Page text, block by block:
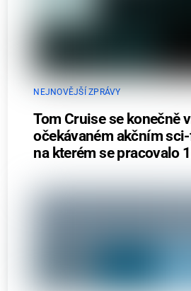
NEJNOVĚJŠÍ ZPRÁVY
Tom Cruise se konečně
očekávaném akčním
na kterém se pracovalo